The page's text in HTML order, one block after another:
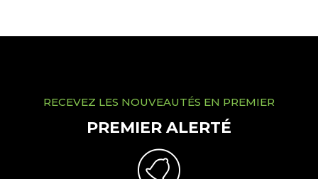
RECEVEZ LES NOUVEAUTÉS EN PREMIER
PREMIER ALERTÉ